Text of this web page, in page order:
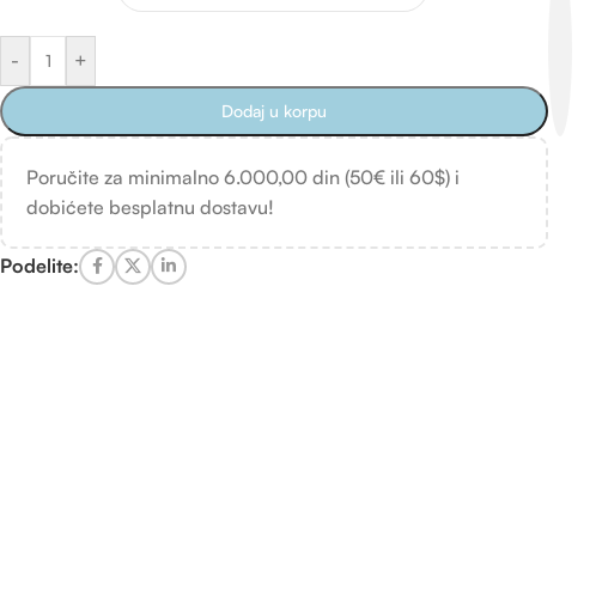
- +
Dodaj u korpu
Poručite za minimalno 6.000,00 din (50€ ili 60$) i
dobićete besplatnu dostavu!
Podelite: